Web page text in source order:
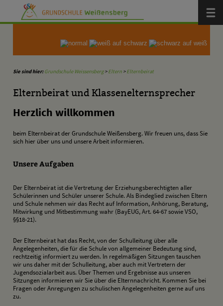
Zum Inhalt,zur Navigation
Sie sind hier: Grundschule Weissensberg>Eltern>Elternbeirat
Elternbeirat und Klassenelternsprecher
Herzlich willkommen
beim Elternbeirat der Grundschule Weißensberg. Wir freuen uns, dass Sie
sich hier über uns und unsere Arbeit informieren.
Unsere Aufgaben
Der Elternbeirat ist die Vertretung der Erziehungsberechtigten aller
Schülerinnen und Schüler unserer Schule. Als Bindeglied zwischen Eltern
und Schule nehmen wir das Recht auf Information, Anhörung, Beratung,
Mitwirkung und Mitbestimmung wahr (BayEUG, Art. 64-67 sowie VSO,
§§18-21).
Der Elternbeirat hat das Recht, von der Schulleitung über alle
Angelegenheiten, die für die Schule von allgemeiner Bedeutung sind,
rechtzeitig informiert zu werden. In regelmäßigen Sitzungen tauschen
wir uns daher mit der Schulleitung, aber auch mit Vertretern der
Jugendsozialarbeit aus. Über Themen und Ergebnisse aus unseren
Sitzungen informieren wir Sie über die Elternnachricht. Kommen Sie bei
Fragen oder Anregungen zu schulischen Angelegenheiten gerne auf uns
zu.